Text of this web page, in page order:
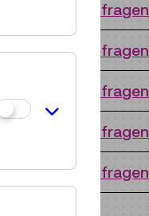
Anfragen
Anfragen
Anfragen
Anfragen
Anfragen